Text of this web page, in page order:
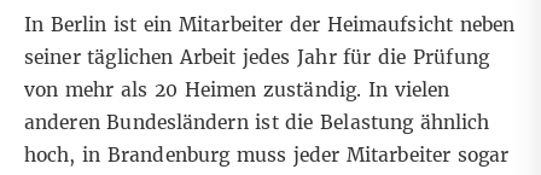
In Berlin ist ein Mitarbeiter der Heimaufsicht neben
seiner täglichen Arbeit jedes Jahr für die Prüfung
von mehr als 20 Heimen zuständig. In vielen
anderen Bundesländern ist die Belastung ähnlich
hoch, in Brandenburg muss jeder Mitarbeiter sogar